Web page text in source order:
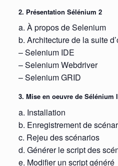
2. Présentation Sélénium 2
a. À propos de Selenium
b. Architecture de la suite
– Selenium IDE
– Selenium Webdriver
– Selenium GRID
3. Mise en oeuvre de Sélénium
a. Installation
b. Enregistrement de
c. Rejeu des scénarios
d. Générer le script des
e. Modifier un script généré